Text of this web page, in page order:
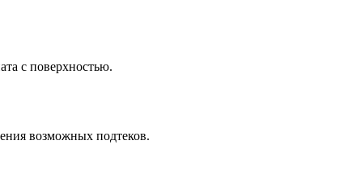
с поверхностью.
возможных подтеков.